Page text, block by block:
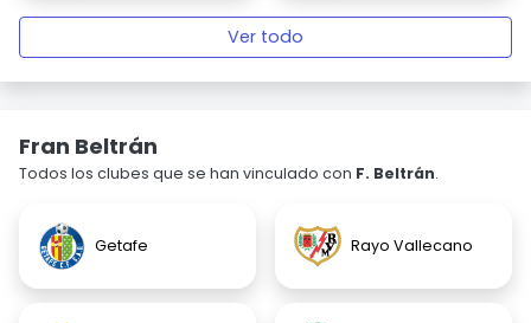
Ver todo
Fran Beltrán
Todos los clubes que se han vinculado con F. Beltrán.
Getafe Rayo Vallecano